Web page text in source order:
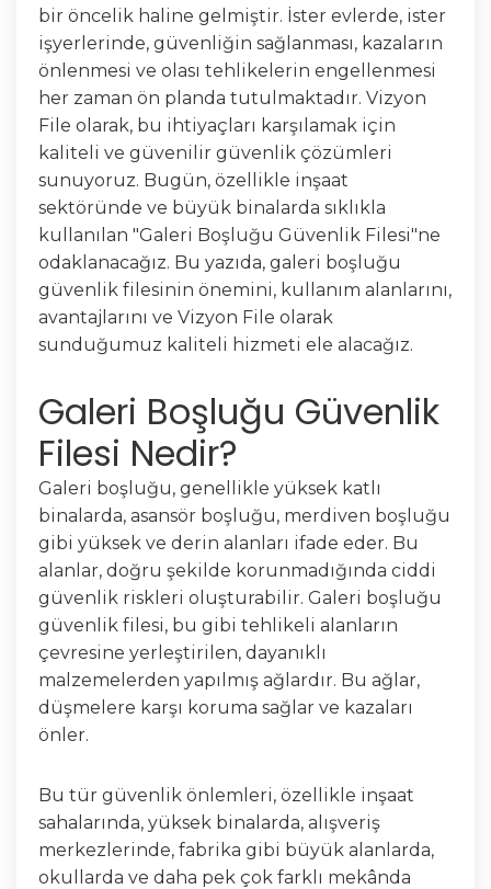
bir öncelik haline gelmiştir. İster evlerde, ister
işyerlerinde, güvenliğin sağlanması, kazaların
önlenmesi ve olası tehlikelerin engellenmesi
her zaman ön planda tutulmaktadır. Vizyon
File olarak, bu ihtiyaçları karşılamak için
kaliteli ve güvenilir güvenlik çözümleri
sunuyoruz. Bugün, özellikle inşaat
sektöründe ve büyük binalarda sıklıkla
kullanılan "Galeri Boşluğu Güvenlik Filesi"ne
odaklanacağız. Bu yazıda, galeri boşluğu
güvenlik filesinin önemini, kullanım alanlarını,
avantajlarını ve Vizyon File olarak
sunduğumuz kaliteli hizmeti ele alacağız.
Galeri Boşluğu Güvenlik
Filesi Nedir?
Galeri boşluğu, genellikle yüksek katlı
binalarda, asansör boşluğu, merdiven boşluğu
gibi yüksek ve derin alanları ifade eder. Bu
alanlar, doğru şekilde korunmadığında ciddi
güvenlik riskleri oluşturabilir. Galeri boşluğu
güvenlik filesi, bu gibi tehlikeli alanların
çevresine yerleştirilen, dayanıklı
malzemelerden yapılmış ağlardır. Bu ağlar,
düşmelere karşı koruma sağlar ve kazaları
önler.
Bu tür güvenlik önlemleri, özellikle inşaat
sahalarında, yüksek binalarda, alışveriş
merkezlerinde, fabrika gibi büyük alanlarda,
okullarda ve daha pek çok farklı mekânda